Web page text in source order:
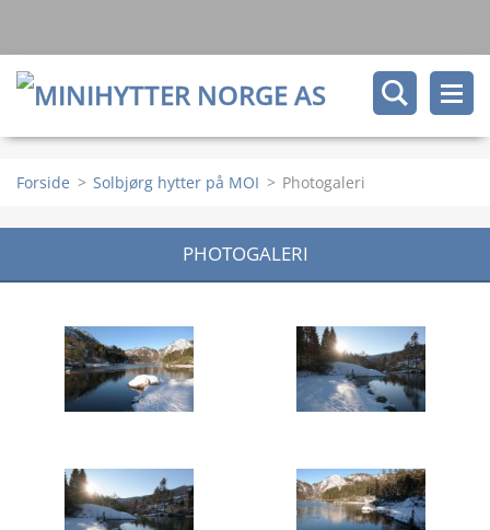
Forside > Solbjørg hytter på MOI > Photogaleri
PHOTOGALERI